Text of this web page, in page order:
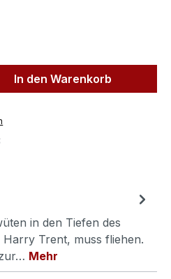
den
In den Warenkorb
in den Tiefen des
Trent, muss fliehen.
Mehr